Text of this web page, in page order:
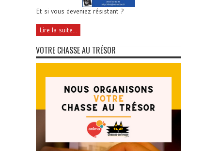
Et si vous deveniez résistant ?
Lire la suite...
VOTRE CHASSE AU TRÉSOR